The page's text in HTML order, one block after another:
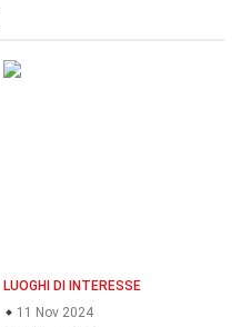
LUOGHI DI INTERESSE
11 Nov 2024